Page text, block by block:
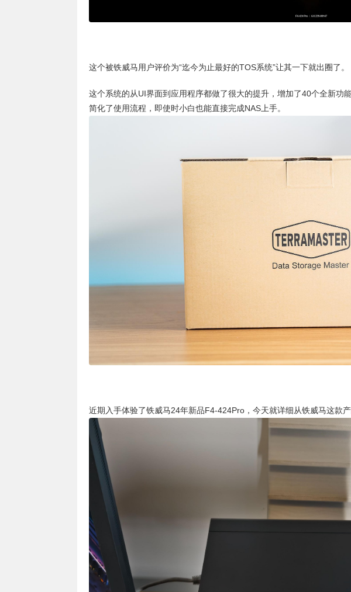
这个被铁威马用户评价为“迄今为止最好的TOS系统”让其一下就出圈了。
这个系统的从UI界面到应用程序都做了很大的提升，增加了40个全新功
简化了使用流程，即使时小白也能直接完成NAS上手。
近期入手体验了铁威马24年新品F4-424Pro，今天就详细从铁威马这款